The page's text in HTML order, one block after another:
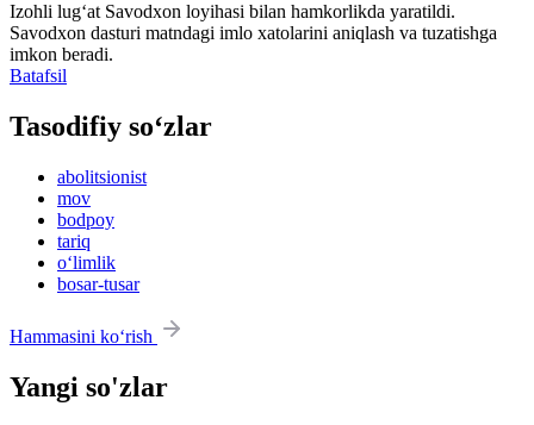
Izohli lugʻat Savodxon loyihasi bilan hamkorlikda yaratildi.
Savodxon dasturi matndagi imlo xatolarini aniqlash va tuzatishga
imkon beradi.
Batafsil
Tasodifiy so‘zlar
abolitsionist
mov
bodpoy
tariq
o‘limlik
bosar-tusar
Hammasini ko‘rish
Yangi so'zlar